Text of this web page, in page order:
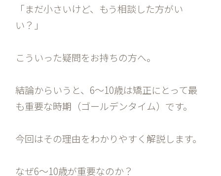
「まだ小さいけど、もう相談した方がい
い？」
こういった疑問をお持ちの方へ。
結論からいうと、6〜10歳は矯正にとって最
も重要な時期（ゴールデンタイム）です。
今回はその理由をわかりやすく解説します。
なぜ6〜10歳が重要なのか？